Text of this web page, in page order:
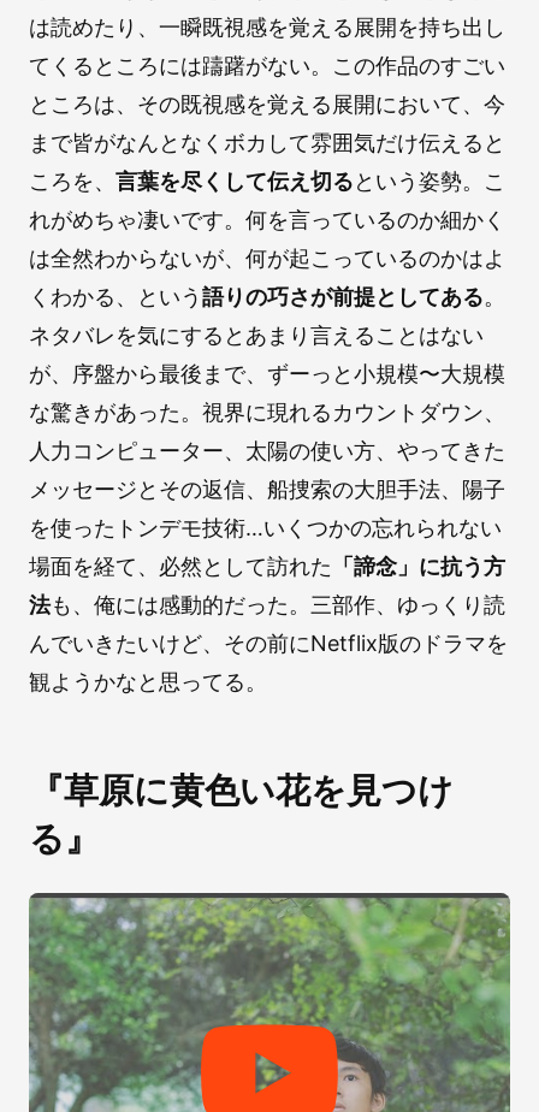
は読めたり、一瞬既視感を覚える展開を持ち出し
てくるところには躊躇がない。この作品のすごい
ところは、その既視感を覚える展開において、今
まで皆がなんとなくボカして雰囲気だけ伝えると
ころを、 言葉を尽くして伝え切るという姿勢。こ
れがめちゃ凄いです。何を言っているのか細かく
は全然わからないが、何が起こっているのかはよ
くわかる、という語りの巧さが前提としてある。
ネタバレを気にするとあまり言えることはない
が、序盤から最後まで、ずーっと小規模〜大規模
な驚きがあった。視界に現れるカウントダウン、
人力コンピューター、太陽の使い方、やってきた
メッセージとその返信、船捜索の大胆手法、陽子
を使ったトンデモ技術…いくつかの忘れられない
場面を経て、必然として訪れた 「諦念」に抗う方
法も、俺には感動的だった。三部作、ゆっくり読
んでいきたいけど、その前にNetflix版のドラマを
観ようかなと思ってる。
『草原に黄色い花を見つけ
る』